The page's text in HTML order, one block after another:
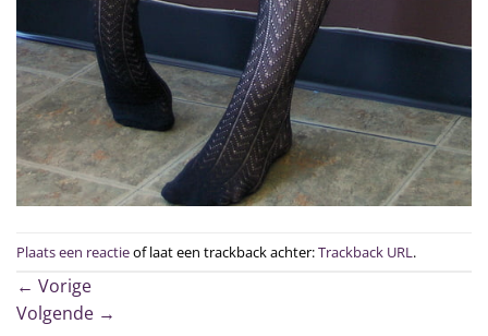
Plaats een reactieof laat een trackback achter:Trackback URL .
← Vorige
Volgende →